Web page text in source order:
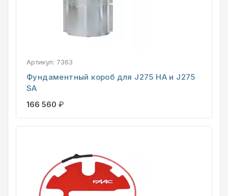
Артикул: 7363
Фундаментный короб для J275 НА и J275
SА
166 560 ₽